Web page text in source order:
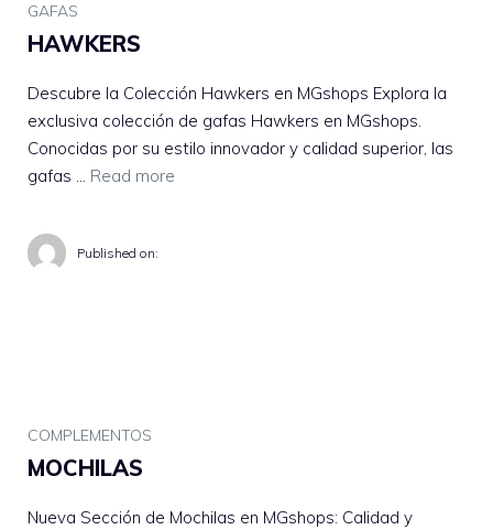
GAFAS
HAWKERS
Descubre la Colección Hawkers en MGshops Explora la
exclusiva colección de gafas Hawkers en MGshops.
Conocidas por su estilo innovador y calidad superior, las
gafas … Read more
Published on:
COMPLEMENTOS
MOCHILAS
Nueva Sección de Mochilas en MGshops: Calidad y